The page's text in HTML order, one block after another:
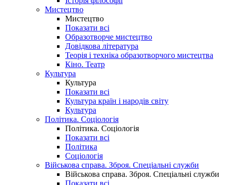
Мистецтво
Мистецтво
Показати всі
Образотворче мистецтво
Довідкова література
Теорія і техніка образотворчого мистецтва
Кіно. Театр
Культура
Культура
Показати всі
Культура країн і народів світу
Культура
Політика. Соціологія
Політика. Соціологія
Показати всі
Політика
Соціологія
Військова справа. Зброя. Спеціальні служби
Військова справа. Зброя. Спеціальні служби
Показати всі